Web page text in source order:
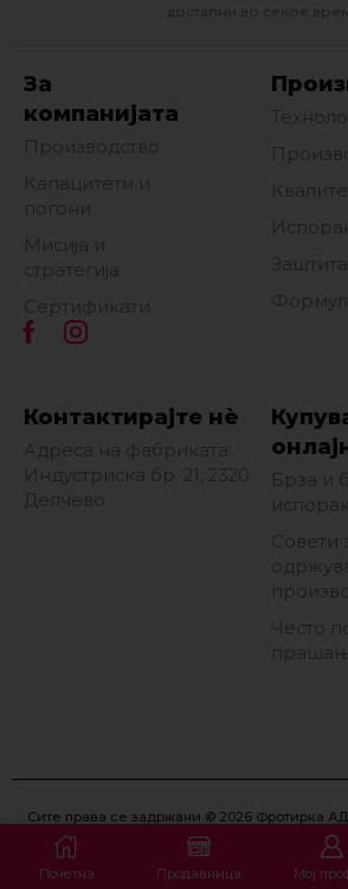
Почетна Продавница Мој
достапни во секое
За
компанијата
Производство
Капацитети и
погони
Мисија и
стратегија
Сертификати
Контактирајте нè
Адреса на фабриката:
Индустриска бр. 21, 2320
Делчево
Брза и
Совети
Често
Сите права се задржани © 2026 Фротирка